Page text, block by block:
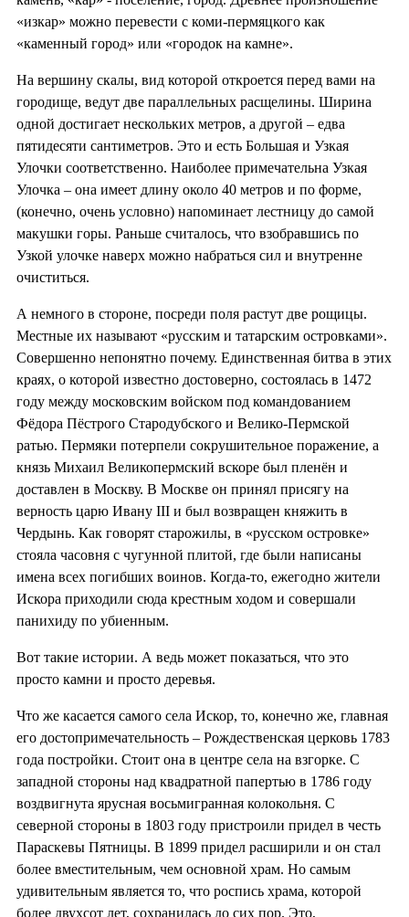
«изкар» можно перевести с коми-пермяцкого как
«каменный город» или «городок на камне».
На вершину скалы, вид которой откроется перед вами на
городище, ведут две параллельных расщелины. Ширина
одной достигает нескольких метров, а другой – едва
пятидесяти сантиметров. Это и есть Большая и Узкая
Улочки соответственно. Наиболее примечательна Узкая
Улочка – она имеет длину около 40 метров и по форме,
(конечно, очень условно) напоминает лестницу до самой
макушки горы. Раньше считалось, что взобравшись по
Узкой улочке наверх можно набраться сил и внутренне
очиститься.
А немного в стороне, посреди поля растут две рощицы.
Местные их называют «русским и татарским островками».
Совершенно непонятно почему. Единственная битва в этих
краях, о которой известно достоверно, состоялась в 1472
году между московским войском под командованием
Фёдора Пёстрого Стародубского и Велико-Пермской
ратью. Пермяки потерпели сокрушительное поражение, а
князь Михаил Великопермский вскоре был пленён и
доставлен в Москву. В Москве он принял присягу на
верность царю Ивану III и был возвращен княжить в
Чердынь. Как говорят старожилы, в «русском островке»
стояла часовня с чугунной плитой, где были написаны
имена всех погибших воинов. Когда-то, ежегодно жители
Искора приходили сюда крестным ходом и совершали
панихиду по убиенным.
Вот такие истории. А ведь может показаться, что это
просто камни и просто деревья.
Что же касается самого села Искор, то, конечно же, главная
его достопримечательность – Рождественская церковь 1783
года постройки. Стоит она в центре села на взгорке. С
западной стороны над квадратной папертью в 1786 году
воздвигнута ярусная восьмигранная колокольня. С
северной стороны в 1803 году пристроили придел в честь
Параскевы Пятницы. В 1899 придел расширили и он стал
более вместительным, чем основной храм. Но самым
удивительным является то, что роспись храма, которой
более двухсот лет, сохранилась до сих пор. Это,